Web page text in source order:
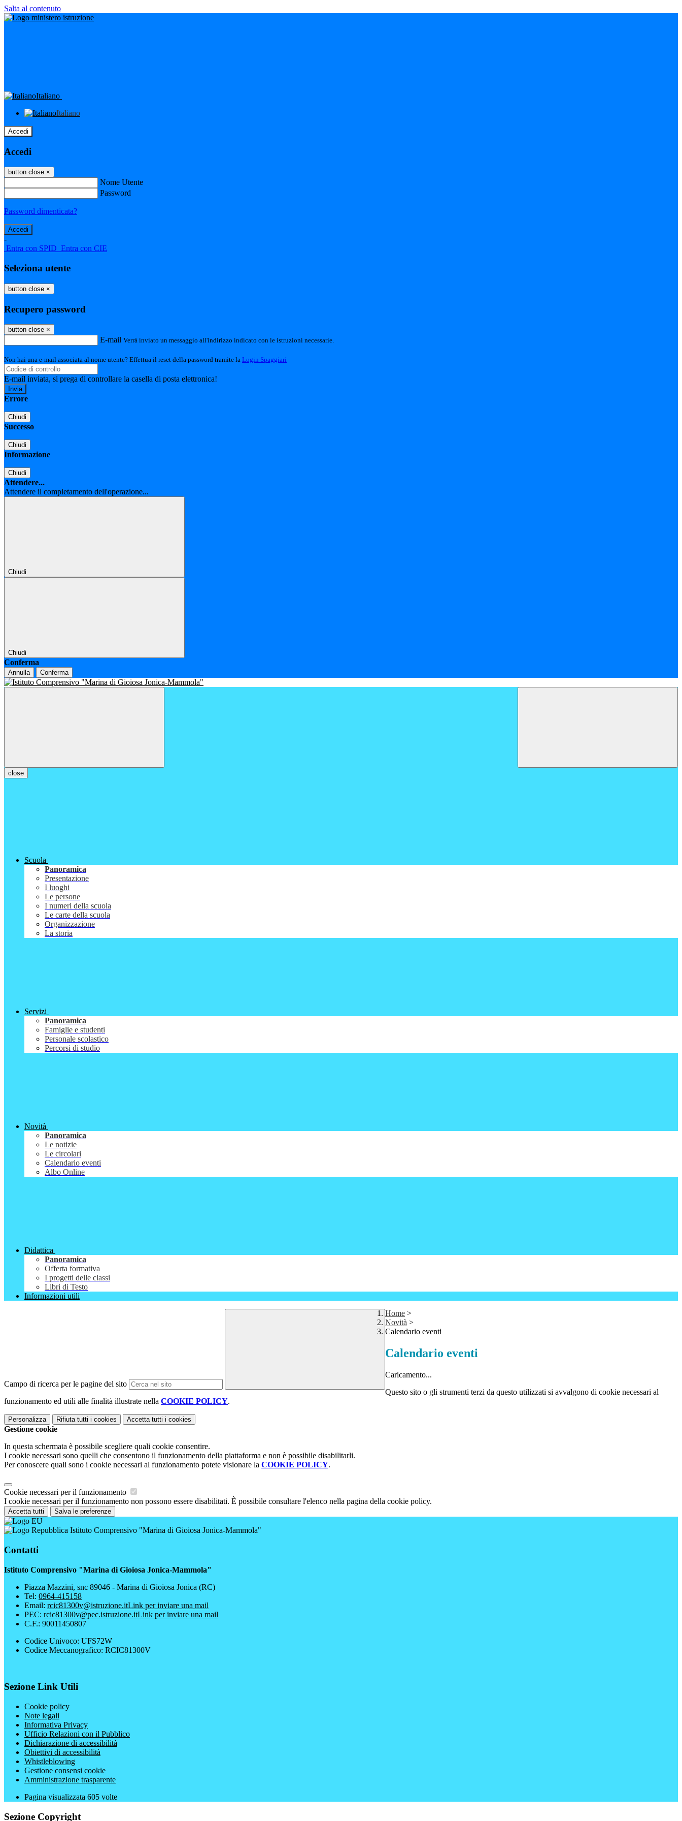
Salta al contenuto
Italiano
Italiano
Accedi
Accedi
button close ×
Nome Utente
Password
Password dimenticata?
-
Entra con SPID Entra con CIE
Seleziona utente
button close ×
Recupero password
button close ×
E-mail Verrà inviato un messaggio all'indirizzo indicato con le istruzioni necessarie.
Non hai una e-mail associata al nome utente? Effettua il reset della password tramite la Login Spaggiari
E-mail inviata, si prega di controllare la casella di posta elettronica!
Errore
Chiudi
Successo
Chiudi
Informazione
Chiudi
Attendere...
Attendere il completamento dell'operazione...
Chiudi
Chiudi
Conferma
Annulla Conferma
close
Scuola
Panoramica
Presentazione
I luoghi
Le persone
I numeri della scuola
Le carte della scuola
Organizzazione
La storia
Servizi
Panoramica
Famiglie e studenti
Personale scolastico
Percorsi di studio
Novità
Panoramica
Le notizie
Le circolari
Calendario eventi
Albo Online
Didattica
Panoramica
Offerta formativa
I progetti delle classi
Libri di Testo
Informazioni utili
Campo di ricerca per le pagine del sito
Home >
Novità >
Calendario eventi
Calendario eventi
Caricamento...
Questo sito o gli strumenti terzi da questo utilizzati si avvalgono di cookie necessari al
funzionamento ed utili alle finalità illustrate nella COOKIE POLICY.
Personalizza Rifiuta tutti i cookies Accetta tutti i cookies
Gestione cookie
In questa schermata è possibile scegliere quali cookie consentire.
I cookie necessari sono quelli che consentono il funzionamento della piattaforma e non è possibile disabilitarli.
Per conoscere quali sono i cookie necessari al funzionamento potete visionare la COOKIE POLICY.
Cookie necessari per il funzionamento
I cookie necessari per il funzionamento non possono essere disabilitati. È possibile consultare l'elenco nella pagina della cookie policy.
Accetta tutti Salva le preferenze
Istituto Comprensivo "Marina di Gioiosa Jonica-Mammola"
Contatti
Istituto Comprensivo "Marina di Gioiosa Jonica-Mammola"
Piazza Mazzini, snc 89046 - Marina di Gioiosa Jonica (RC)
Tel: 0964-415158
Email: rcic81300v@istruzione.itLink per inviare una mail
PEC: rcic81300v@pec.istruzione.itLink per inviare una mail
C.F.: 90011450807
Codice Univoco: UFS72W
Codice Meccanografico: RCIC81300V
Sezione Link Utili
Cookie policy
Note legali
Informativa Privacy
Ufficio Relazioni con il Pubblico
Dichiarazione di accessibilità
Obiettivi di accessibilità
Whistleblowing
Gestione consensi cookie
Amministrazione trasparente
Pagina visualizzata 605 volte
Sezione Copyright